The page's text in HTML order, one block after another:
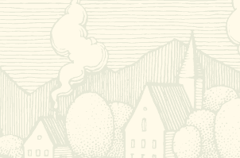
Куличи
Кафе-кондитерские
Новости
Где купить